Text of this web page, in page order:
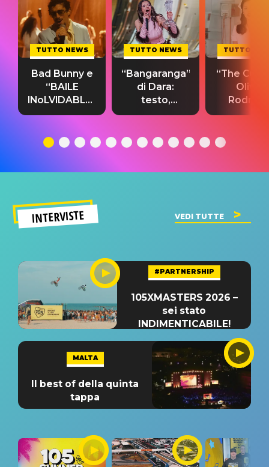
TUTTO NEWS
Bad Bunny e
“BAILE
INoLVIDABLE”:
testo,
significato
TUTTO NEWS
“Bangaranga”
di Dara:
testo,
traduzione e
del singolo
TUTTO
“The
Olivia
testo,
INTERVISTE VEDI TUTTE
#PARTNERSHIP
105XMASTERS 2026 –
sei stato
INDIMENTICABILE!
MALTA
Il best of della quinta
tappa